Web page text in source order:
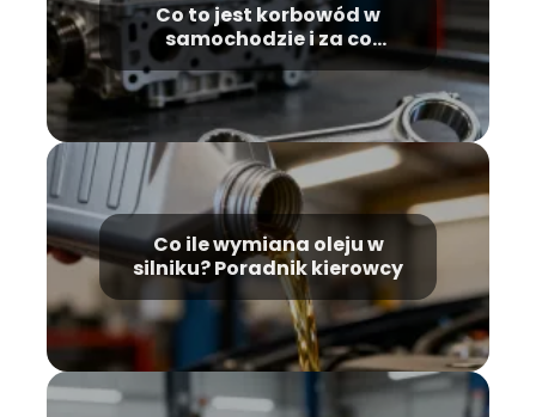
Co to jest korbowód w
samochodzie i za co
odpowiada?
Co ile wymiana oleju w
silniku? Poradnik kierowcy